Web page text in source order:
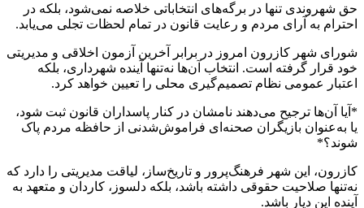
حق شهروندی تنها در برگه‌های انتخاباتی خلاصه نمی‌شود، بلکه در
احترام به آرای مردم و رعایت قانون در تمام لحظات تجلی می‌یابد.
شورای شهر کازرون امروز در برابر آخرین آزمون اخلاقی و مدیریتی
خود قرار گرفته است. انتخاب آن‌ها نه‌تنها آینده شهرداری، بلکه
اعتبار عمومی نظام تصمیم‌گیری محلی را تعیین خواهد کرد.
*آیا آن‌ها ترجیح می‌دهند نامشان در کنار پاسداران قانون ثبت شود،
یا به‌عنوان بازیگران صحنه‌ای فراموش‌شدنی از حافظه مردم پاک
شوند؟*
کازرون، این شهر فرهنگ‌پرور و تاریخ‌ساز، لیاقت مدیریتی را دارد که
نه‌تنها صلاحیت حقوقی داشته باشد، بلکه دلسوز، کاردان و متعهد به
آینده این دیار باشد.